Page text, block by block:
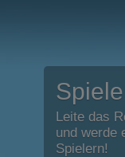
Leite das
und werde
Spielern!